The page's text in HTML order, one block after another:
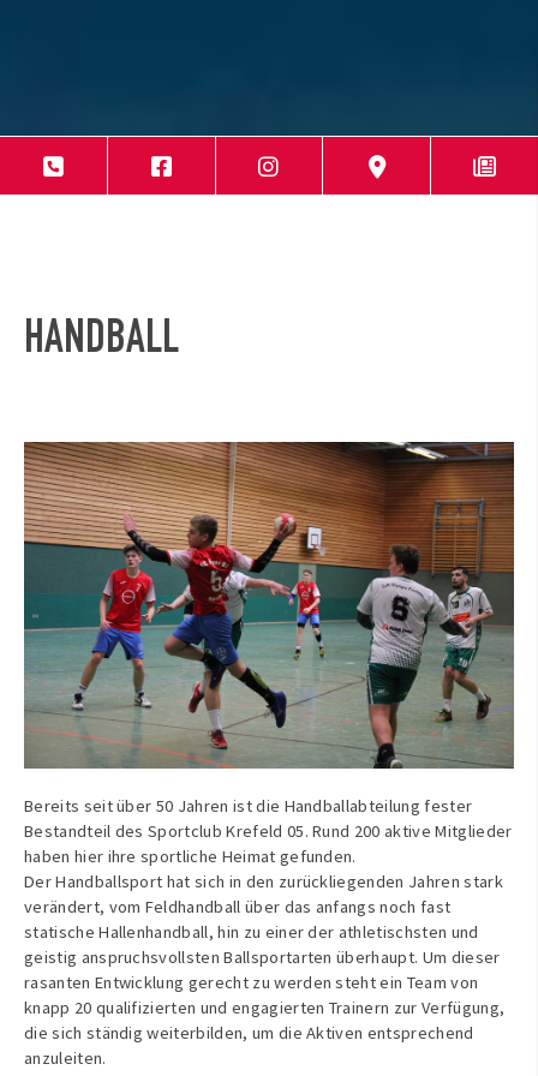
HANDBALL
Bereits seit über 50 Jahren ist die Handballabteilung fester
Bestandteil des Sportclub Krefeld 05. Rund 200 aktive Mitglieder
haben hier ihre sportliche Heimat gefunden.
Der Handballsport hat sich in den zurückliegenden Jahren stark
verändert, vom Feldhandball über das anfangs noch fast
statische Hallenhandball, hin zu einer der athletischsten und
geistig anspruchsvollsten Ballsportarten überhaupt. Um dieser
rasanten Entwicklung gerecht zu werden steht ein Team von
knapp 20 qualifizierten und engagierten Trainern zur Verfügung,
die sich ständig weiterbilden, um die Aktiven entsprechend
anzuleiten.